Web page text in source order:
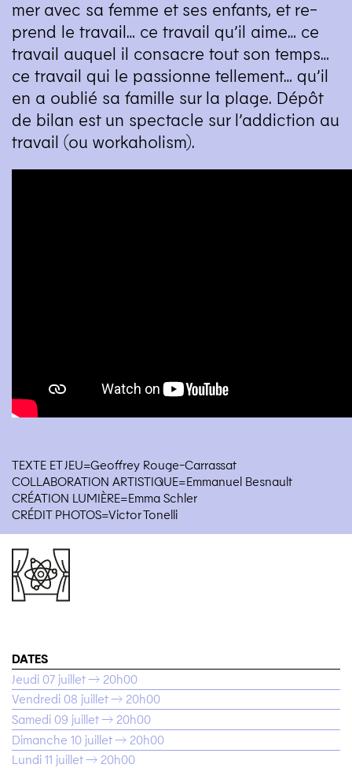
mer avec sa femme et ses enfants, et re-
prend le travail… ce travail qu’il aime… ce
travail auquel il consacre tout son temps…
ce travail qui le passionne tellement… qu’il
en a oublié sa famille sur la plage. Dépôt
de bilan est un spectacle sur l’addiction au
travail (ou workaholism).
TEXTE ET JEU=Geoffrey Rouge-Carrassat
COLLABORATION ARTISTIQUE=Emmanuel Besnault
CRÉATION LUMIÈRE=Emma Schler
CRÉDIT PHOTOS=Victor Tonelli
DATES
Jeudi 07 juillet → 20h00
Vendredi 08 juillet → 20h00
Samedi 09 juillet → 20h00
Dimanche 10 juillet → 20h00
Lundi 11 juillet → 20h00